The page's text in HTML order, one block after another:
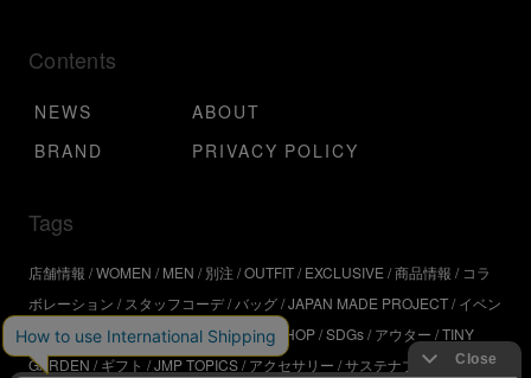
Contents
NEWS
ABOUT
BRAND
PRIVACY POLICY
Tags
店舗情報 WOMEN MEN 別注 OUTFIT EXCLUSIVE 商品情報
コラ
ボレーション
スタッフコーデ バッグ JAPAN MADE PROJECT イベン
ト アウトドア インタビュー WORKSHOP SDGs アウター TINY
GARDEN
ギフト JMP TOPICS アクセサリー サステナブル UR